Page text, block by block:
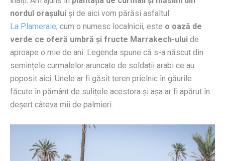
nordul orașului și de aici vom părăsi asfaltul.
La Plameraie, cum o numesc localnicii, este o oază de
verde ce oferă umbră și fructe Marrakech-ului de
aproape o mie de ani. Legenda spune că s-a născut din
semințele curmalelor aruncate de soldații arabi ce au
poposit aici. Unele ar fi găsit teren prielnic în găurile
făcute în pământ de sulițele acestora și așa ar fi apărut în
deșert câteva mii de palmieri.